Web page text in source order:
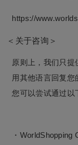
https://
＜关于咨询＞
原则上，我们只
用其他语言回复您
您可以尝试通过以
・WorldShopping